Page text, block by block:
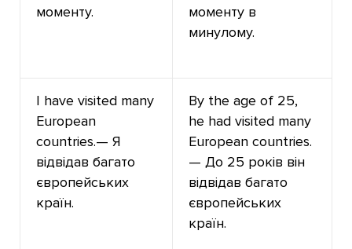
моменту.
моменту в
минулому.
I have visited many
European
countries.— Я
відвідав багато
європейських
країн.
By the age of 25,
he had visited many
European countries.
— До 25 років він
відвідав багато
європейських
країн.